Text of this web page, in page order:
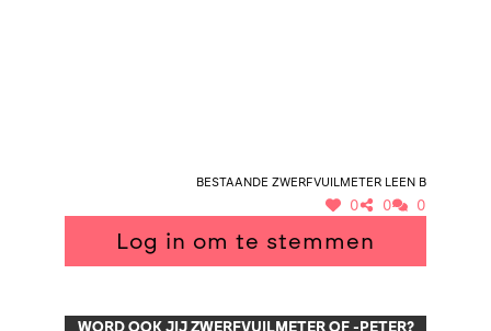
Bestaande zwerfvuilmeter Leen B
0 0 0
Log in om te stemmen
WORD OOK JIJ ZWERFVUILMETER OF -PETER?